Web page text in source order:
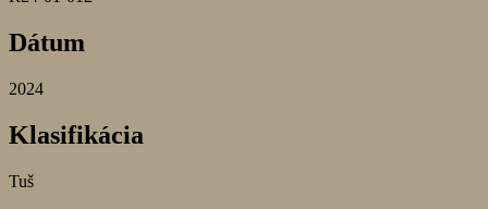
Dátum
2024
Klasifikácia
Tuš